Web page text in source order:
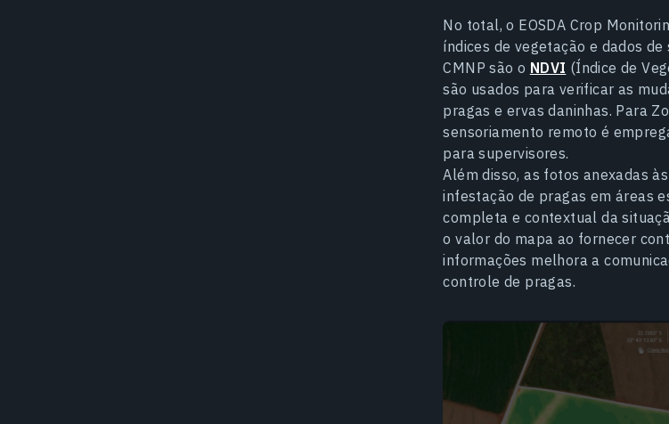
No total, o EOSDA Crop
índices de vegetação e dados
CMNP são o NDVI (Índice de
são usados para verificar as
pragas e ervas daninhas. Para
sensoriamento remoto é
para supervisores.
Além disso, as fotos anexadas
infestação de pragas em áreas
completa e contextual da
o valor do mapa ao fornecer
informações melhora a
controle de pragas.